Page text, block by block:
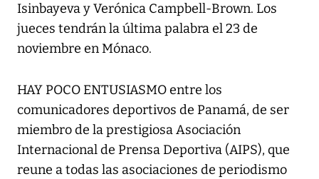
Isinbayeva y Verónica Campbell-Brown. Los
jueces tendrán la última palabra el 23 de
noviembre en Mónaco.
HAY POCO ENTUSIASMO entre los
comunicadores deportivos de Panamá, de ser
miembro de la prestigiosa Asociación
Internacional de Prensa Deportiva (AIPS), que
reune a todas las asociaciones de periodismo